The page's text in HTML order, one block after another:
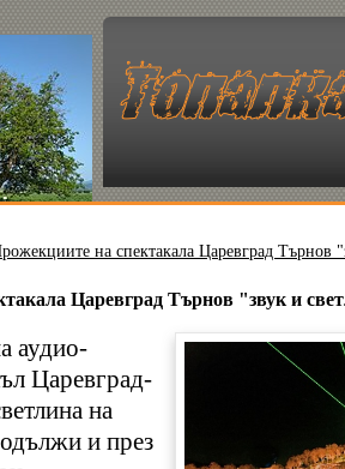
на спектакала Царевград Търнов
Царевград Търнов "звук и
аудио-
Царевград-
на
и през